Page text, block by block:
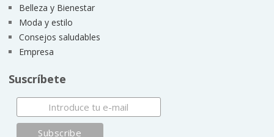
Belleza y Bienestar
Moda y estilo
Consejos saludables
Empresa
Suscríbete